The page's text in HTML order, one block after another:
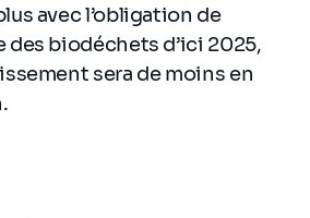
avec l’obligation de
des biodéchets d’ici 2025,
sera de moins en